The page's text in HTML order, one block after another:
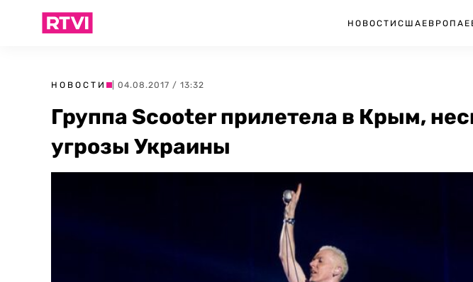
НОВОСТИ США ЕВРОПА
НОВОСТИ | 04.08.2017 / 13:32
Группа Scooter прилетела в Крым,
угрозы Украины